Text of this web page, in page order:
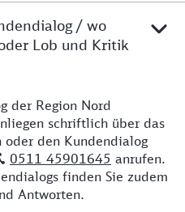
/ wo
Lob und Kritik
der Region Nord
schriftlich über das
den Kundendialog
0511 45901645 anrufen.
finden Sie zudem
Antworten.